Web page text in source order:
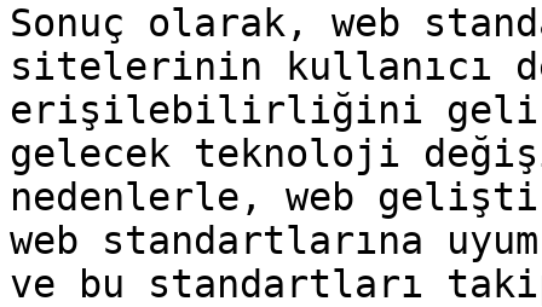
Sonuç olarak, web
sitelerinin kullanıcı
erişilebilirliğini
gelecek teknoloji
nedenlerle, web
web standartlarına
ve bu standartları